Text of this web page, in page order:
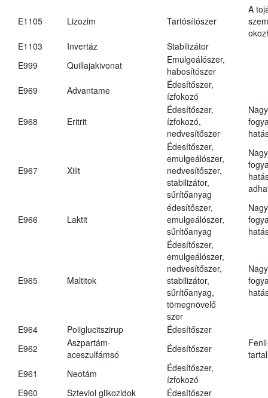
E1105 Lizozim Tartósítószer
A
E1103
Invertáz
Stabilizátor
E999
Quillajakivonat
Emulgeálószer,
habosítószer
E969
Advantame
Édesítőszer,
ízfokozó
E968 Eritrit
Édesítőszer,
ízfokozó,
nedvesítőszer
E967 Xilit
Édesítőszer,
emulgeálószer,
nedvesítőszer,
stabilizátor,
sűrítőanyag
E966 Laktit
édesítőszer,
emulgeálószer,
sűrítőanyag
E965 Maltitok
Édesítőszer,
emulgeálószer,
nedvesítőszer,
stabilizátor,
sűrítőanyag,
tömegnövelő
szer
E964 Poliglucitszirup
Édesítőszer
E962
Aszpartám-
aceszulfámsó
Édesítőszer
E961
Neotám
Édesítőszer,
ízfokozó
E960
Szteviol glikozidok
Édesítőszer